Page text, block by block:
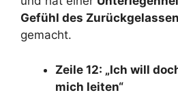
Gefühl des
gemacht.
Zeile 12: „Ich will
mich leiten“